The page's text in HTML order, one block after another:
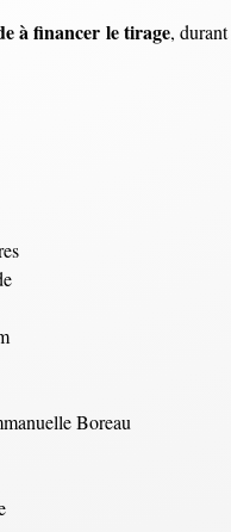
à financer le tirage,
Boreau